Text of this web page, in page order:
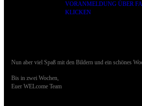
VORANMELDUNG ÜBER
KLICKEN
Nun aber viel Spaß mit den Bildern und ein schönes
Bis in zwei Wochen,
Euer WELcome Team